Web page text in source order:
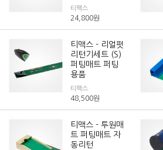
티맥스
24,800원
티맥스 - 리얼펏
리턴기세트 (S)
퍼팅매트 퍼팅
용품
티맥스
48,500원
티맥스 - 투원매
트 퍼팅매트 자
동리턴